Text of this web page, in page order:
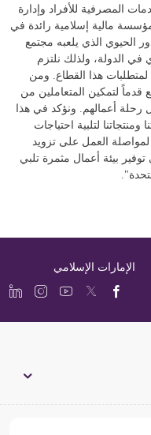
المصرفية للأفراد وإدارة
مالية إسلامية رائدة في
الحيوي الذي يلعبه مجتمع
في الدولة، ولذلك نلتزم
لمتطلبات هذا القطاع. ومن
قدماً لتمكين المتعاملين من
أعمالهم. ونؤكد في هذا
لتلبية احتياجات
لمواصلة العمل على تزويد
بيئة أعمال مثمرة تلبي
الإمارات الإسلامي